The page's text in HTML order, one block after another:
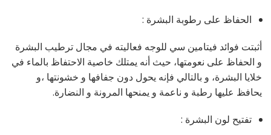
الحفاظ على رطوبة البشرة :
أثبتت فوائد فيتامين سي للوجه فعاليته في مجال ترطيب البشرة
و الحفاظ على نعومتها، حيث أنه يمتلك خاصية الاحتفاظ بالماء في
خلايا البشرة، و بالتالي فإنه يحول دون جفافها و خشونتها ،و
يحافظ عليها رطبة و ناعمة و يمنحها المرونة و النضارة.
تفتيح لون البشرة :